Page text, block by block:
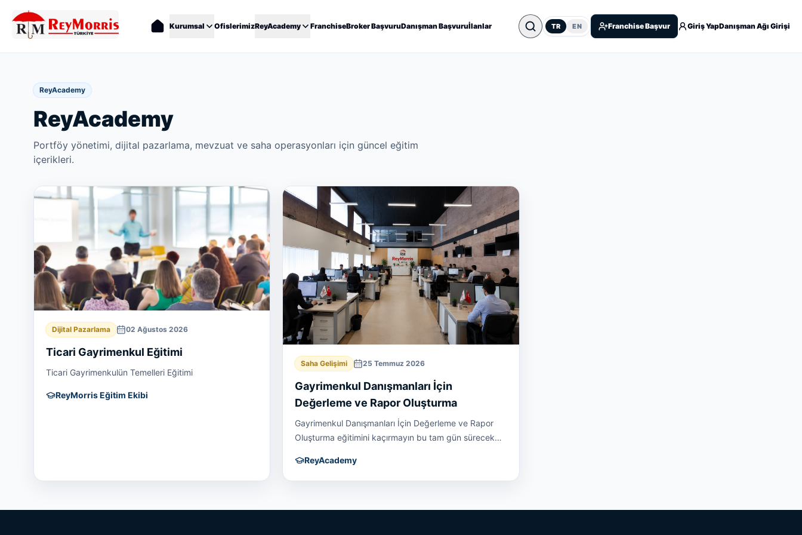
Kurumsal OfislerimizReyAcademy FranchiseBroker BaşvuruDanışman Başvuruİlanlar TR EN Franchise Başvur Giriş YapDanışman Ağı Girişi
ReyAcademy
ReyAcademy
Portföy yönetimi, dijital pazarlama, mevzuat ve saha operasyonları için güncel eğitim
içerikleri.
Dijital Pazarlama 02 Ağustos 2026
Ticari Gayrimenkul Eğitimi
Ticari Gayrimenkulün Temelleri Eğitimi
ReyMorris Eğitim Ekibi
Saha Gelişimi 25 Temmuz 2026
Gayrimenkul Danışmanları İçin
Değerleme ve Rapor Oluşturma
Gayrimenkul Danışmanları İçin Değerleme ve Rapor
Oluşturma eğitimini kaçırmayın bu tam gün sürecek
önde olacaksınız
ReyAcademy